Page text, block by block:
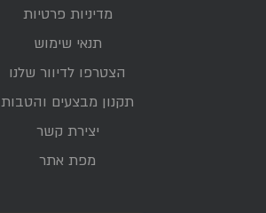
מדיניות פרטיות
תנאי שימוש
הצטרפו לדיוור שלנו
תקנון מבצעים והטבות
יצירת קשר
מפת אתר